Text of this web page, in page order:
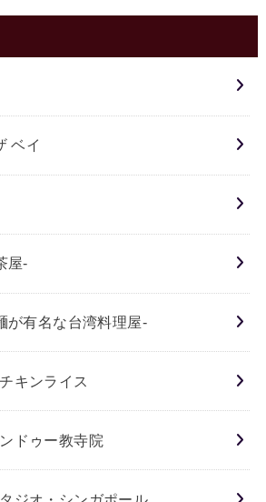
ベイ
屋-
が有名な台湾料理屋-
キンライス
ドゥー教寺院